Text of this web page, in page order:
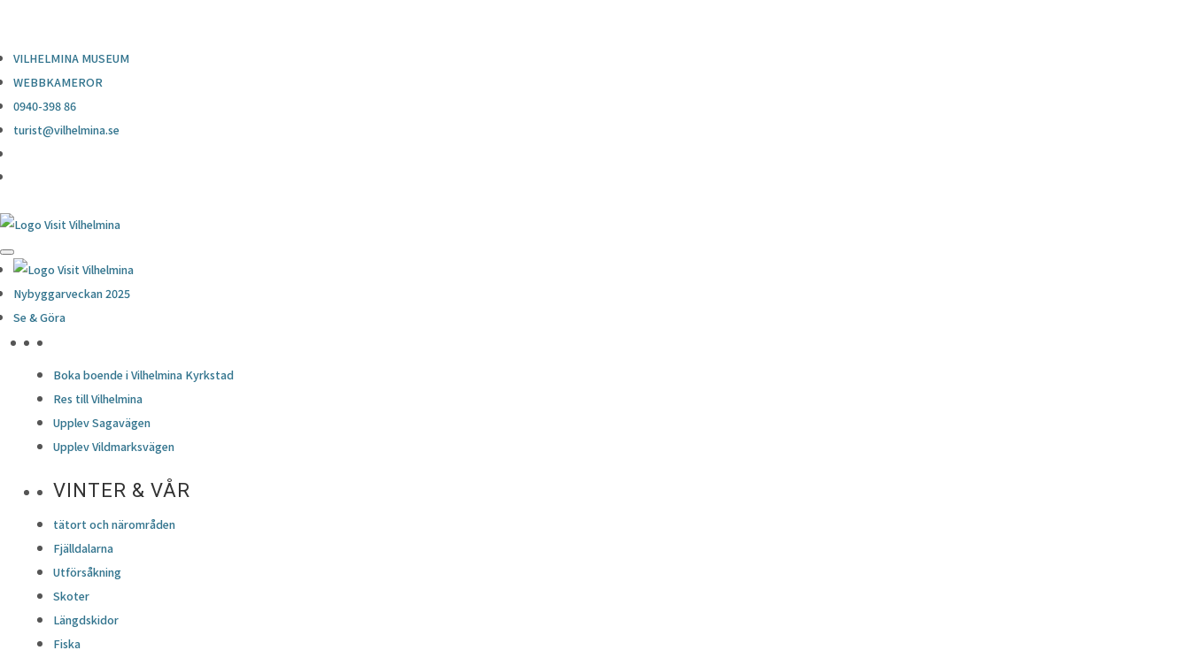
VILHELMINA MUSEUM
WEBBKAMEROR
0940-398 86
turist@vilhelmina.se
Nybyggarveckan 2025
Se & Göra
Boka boende i Vilhelmina Kyrkstad
Res till Vilhelmina
Upplev Sagavägen
Upplev Vildmarksvägen
VINTER & VÅR
tätort och närområden
Fjälldalarna
Utförsåkning
Skoter
Längdskidor
Fiska